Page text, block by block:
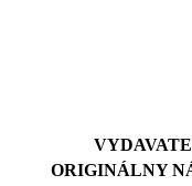
ORIGINÁLNY